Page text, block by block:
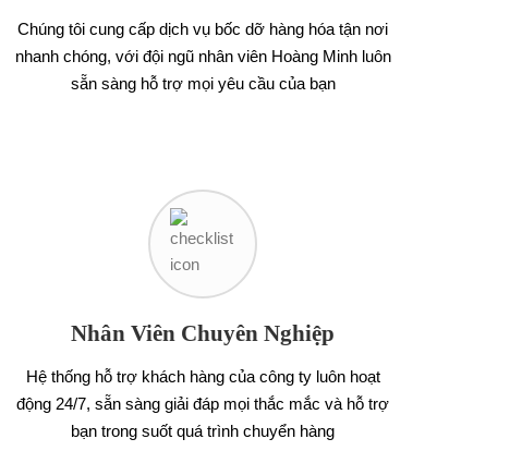
Chúng tôi cung cấp dịch vụ bốc dỡ hàng hóa tận nơi
nhanh chóng, với đội ngũ nhân viên Hoàng Minh luôn
sẵn sàng hỗ trợ mọi yêu cầu của bạn
Nhân Viên Chuyên Nghiệp
Hệ thống hỗ trợ khách hàng của công ty luôn hoạt
động 24/7, sẵn sàng giải đáp mọi thắc mắc và hỗ trợ
bạn trong suốt quá trình chuyển hàng